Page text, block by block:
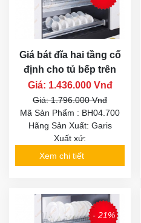
Giá bát đĩa hai tầng cố
định cho tủ bếp trên
Giá: 1.436.000 Vnđ
Giá: 1.796.000 Vnđ
Mã Sản Phẩm : BH04.700
Hãng Sản Xuất: Garis
Xuất xứ:
Xem chi tiết
- 21%